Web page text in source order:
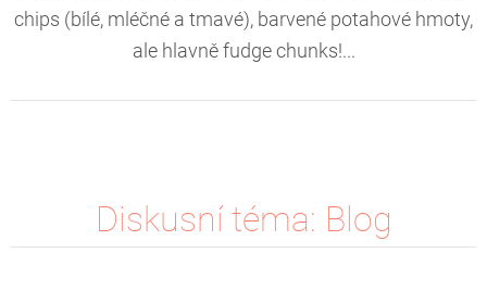
chips (bílé, mléčné a tmavé), barvené potahové hmoty,
ale hlavně fudge chunks!...
Diskusní téma: Blog